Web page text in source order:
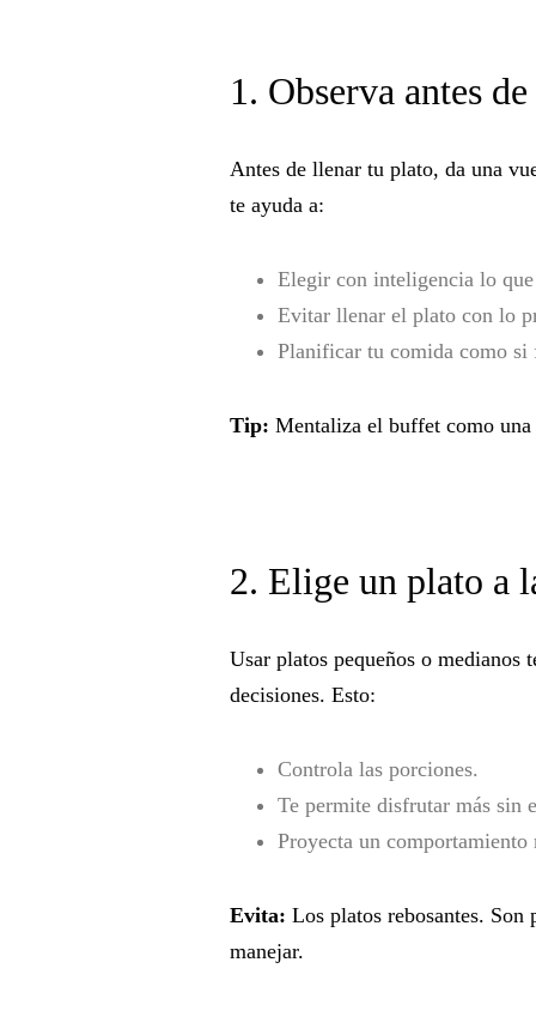
1. Observa antes
Antes de llenar tu plato, da una
te ayuda a:
Elegir con inteligencia lo
Evitar llenar el plato con lo
Planificar tu comida como si
Tip: Mentaliza el buffet como una
2. Elige un plato a
Usar platos pequeños o medianos
decisiones. Esto:
Controla las porciones.
Te permite disfrutar más sin
Proyecta un comportamiento
Evita: Los platos rebosantes.
manejar.